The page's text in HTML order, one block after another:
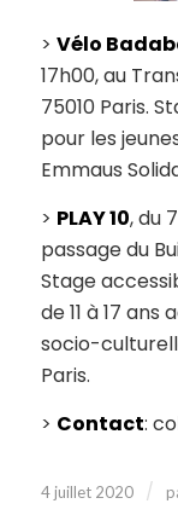
> Vélo
17h00, au
75010 Paris.
pour les
Emmaus
> PLAY 10, du
passage du
Stage
de 11 à 17
socio-
Paris.
> Contact:
4 juillet 2020 /